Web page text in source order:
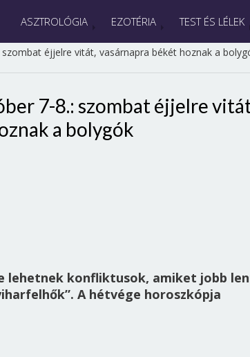
ASZTROLÓGIA EZOTÉRIA TEST ÉS LÉLEK
éjjelre vitát, vasárnapra békét hoznak a
7-8.: szombat éjjelre
a bolygók
lehetnek konfliktusok, amiket jobb
A hétvége horoszkópja